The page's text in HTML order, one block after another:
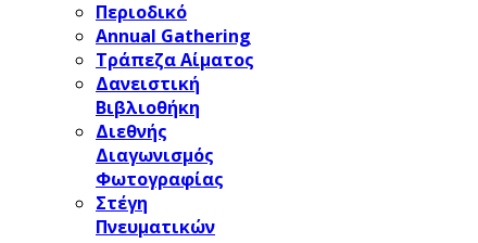
Περιοδικό
Annual Gathering
Τράπεζα Αίματος
Δανειστική
Βιβλιοθήκη
Διεθνής
Διαγωνισμός
Φωτογραφίας
Στέγη
Πνευματικών